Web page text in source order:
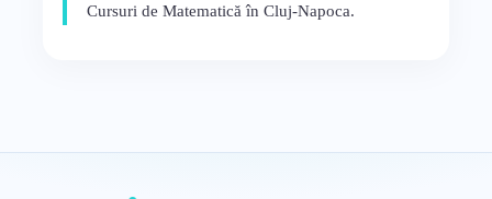
Cursuri de Matematică în Cluj-Napoca.